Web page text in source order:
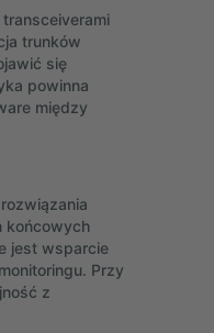
trunków
się
powinna
między
końcowych
jest wsparcie
Przy
z